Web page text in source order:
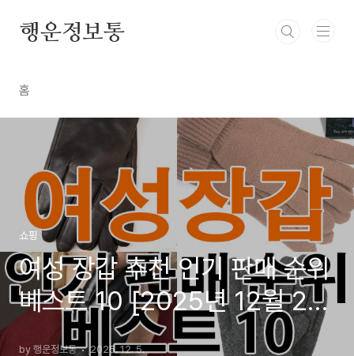
행운정보통
홈
쇼핑
여성 장갑 추천 인기 판매 순위
베스트 10 [2025년 12월 2주
by 행운정보통 2025. 12. 5.